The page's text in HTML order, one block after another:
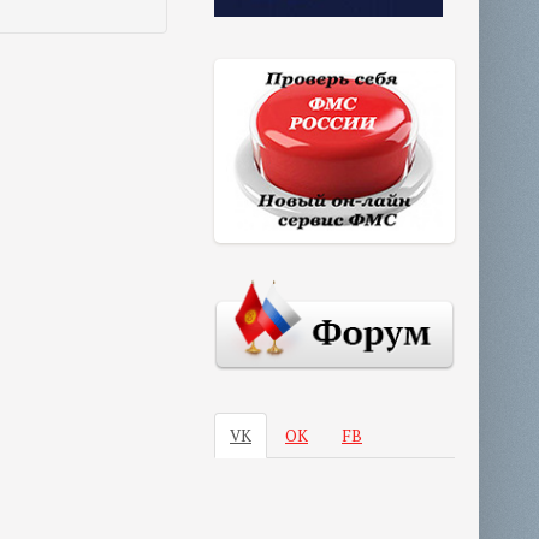
VK ОК FB